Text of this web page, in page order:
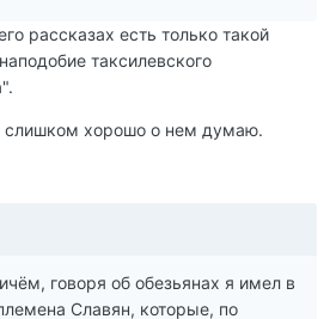
рассказах есть только такой
таксилевского
хорошо о нем думаю.
говоря об обезьянах я имел в
Славян, которые, по